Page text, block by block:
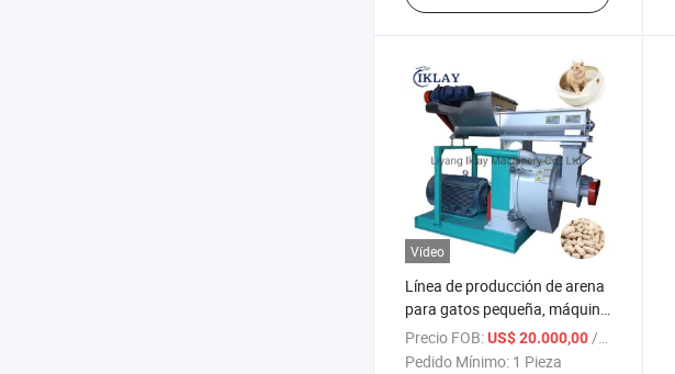
Vídeo
Línea de producción de arena
para gatos pequeña, máquina
de paletas de arena para
gatos a bajo costo
Precio FOB:US$ 20.000,00/ Pieza
Pedido Mínimo: 1 Pieza